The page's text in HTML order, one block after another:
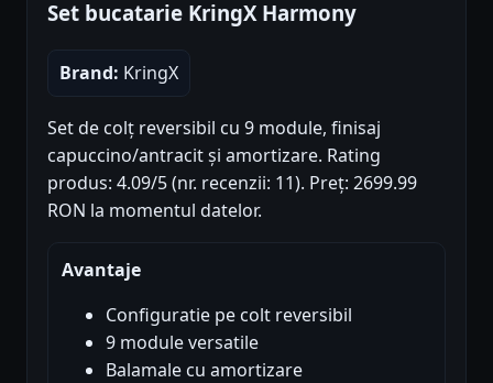
Set bucatarie KringX Harmony
Brand: KringX
Set de colț reversibil cu 9 module, finisaj
capuccino/antracit și amortizare. Rating
produs: 4.09/5 (nr. recenzii: 11). Preț: 2699.99
RON la momentul datelor.
Avantaje
Configuratie pe colt reversibil
9 module versatile
Balamale cu amortizare